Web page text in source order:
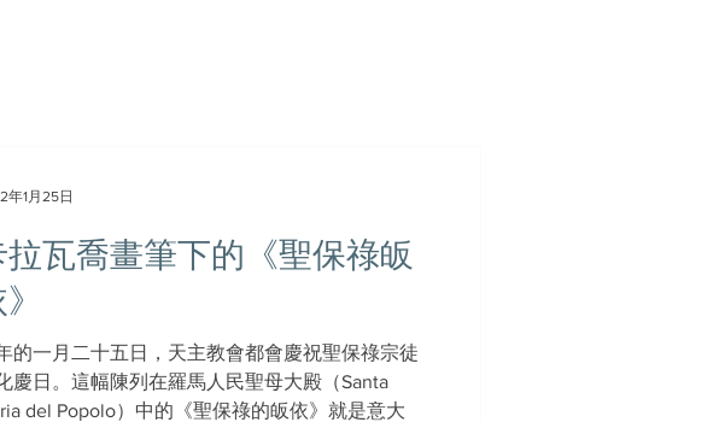
拉瓦喬畫筆下的《聖保祿皈
的一月二十五日，天主教會都會慶祝聖保祿宗徒
慶日。這幅陳列在羅馬人民聖母大殿（Santa
del Popolo）中的《聖保祿的皈依》就是意大
年1月25日